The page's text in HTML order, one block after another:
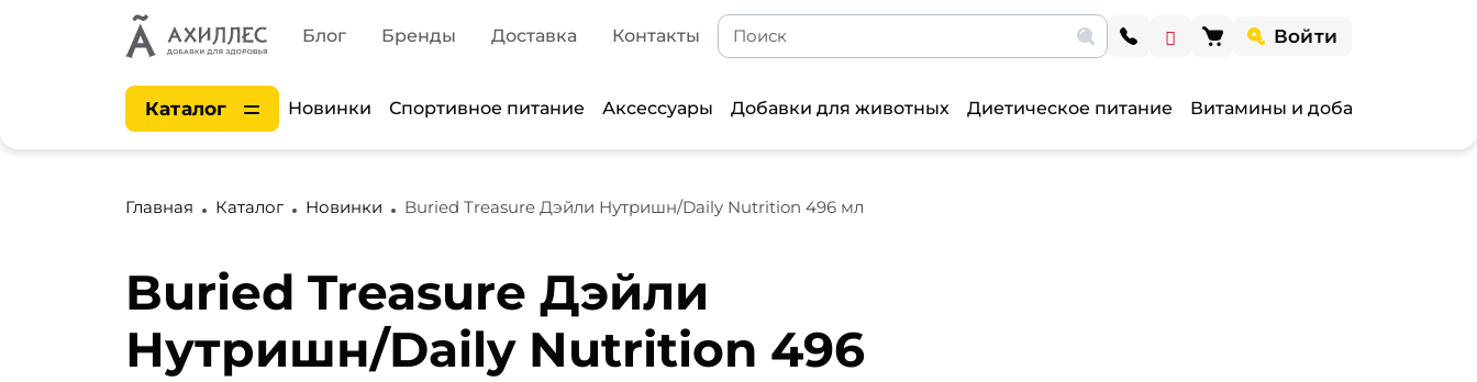
Блог Бренды Доставка Контакты Войти
Каталог Новинки Спортивное питание Аксессуары Добавки для животных Диетическое питание Витамины и добавки
Главная Каталог Новинки Buried Treasure Дэйли Нутришн/Daily Nutrition 496 мл
Buried Treasure Дэйли
Нутришн/Daily Nutrition 496